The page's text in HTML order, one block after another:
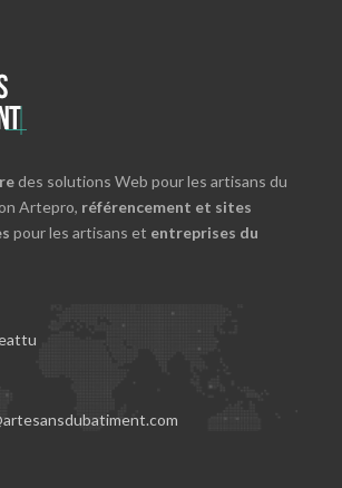
des solutions Web pour les artisans du
Artepro, référencement et sites
pour les artisans et entreprises du